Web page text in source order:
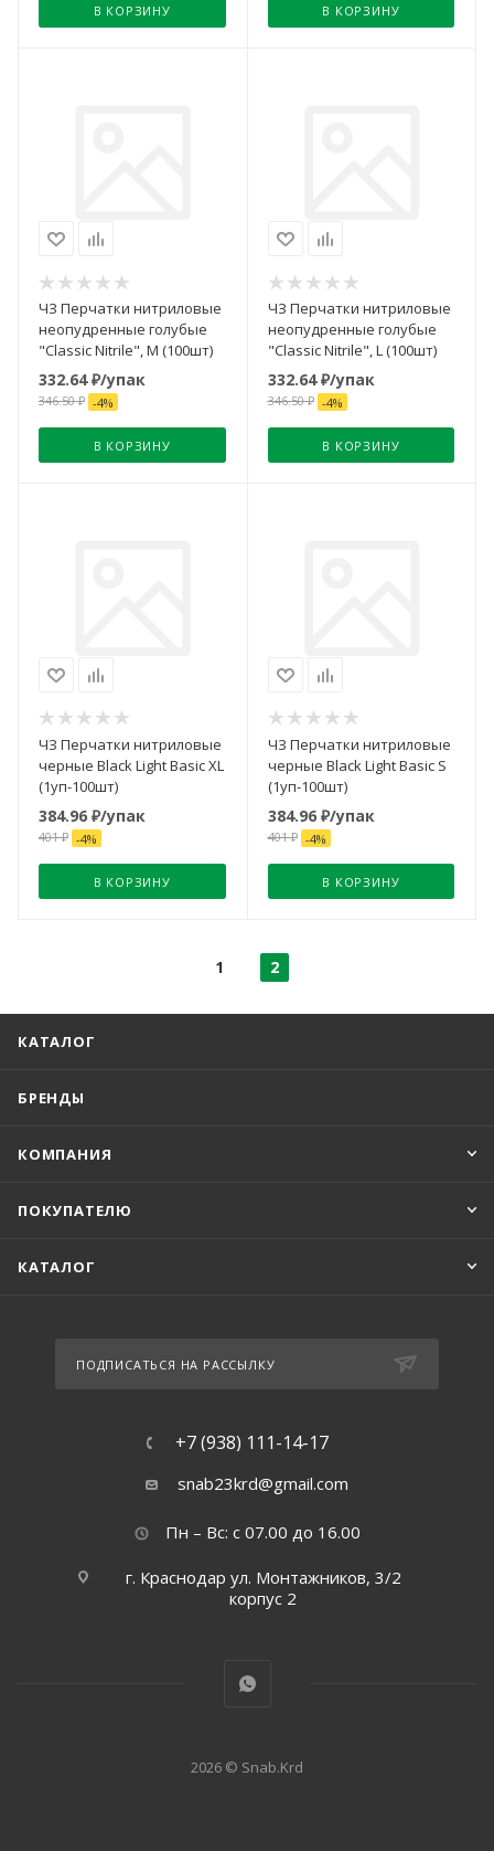
В КОРЗИНУ В КОРЗИНУ
ЧЗ Перчатки нитриловые
неопудренные голубые
"Classic Nitrile", M (100шт)
332.64₽/упак
346.50₽ -4%
В КОРЗИНУ
ЧЗ Перчатки нитриловые
неопудренные голубые
"Classic Nitrile", L (100шт)
332.64₽/упак
346.50₽ -4%
В КОРЗИНУ
ЧЗ Перчатки нитриловые
черные Black Light Basic XL
(1уп-100шт)
384.96 ₽/упак
401₽ -4%
В КОРЗИНУ
ЧЗ Перчатки нитриловые
черные Black Light Basic S
(1уп-100шт)
384.96₽/упак
401₽ -4%
В КОРЗИНУ
1 2
КАТАЛОГ
БРЕНДЫ
КОМПАНИЯ
ПОКУПАТЕЛЮ
КАТАЛОГ
ПОДПИСАТЬСЯ НА РАССЫЛКУ
+7 (938) 111-14-17
snab23krd@gmail.com
Пн – Вс: с 07.00 до 16.00
г. Краснодар ул. Монтажников, 3/2
корпус 2
2026 © Snab.Krd